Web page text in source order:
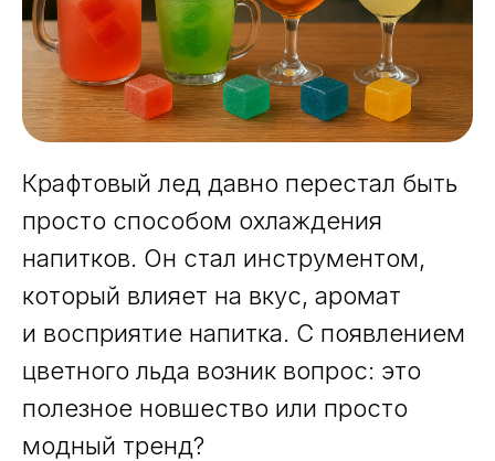
Крафтовый лед давно перестал быть
просто способом охлаждения
напитков. Он стал инструментом,
который влияет на вкус, аромат
и восприятие напитка. С появлением
цветного льда возник вопрос: это
полезное новшество или просто
модный тренд?